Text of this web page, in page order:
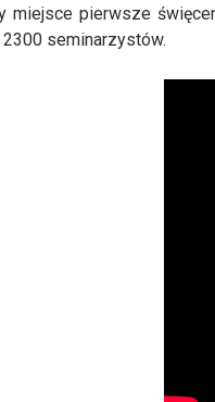
miejsce pierwsze
seminarzystów.